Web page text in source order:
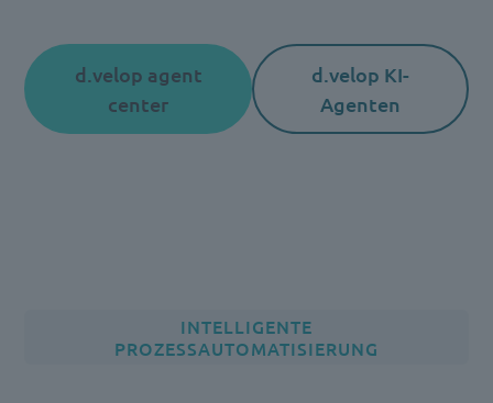
d.velop agent
center
d.velop KI-
Agenten
INTELLIGENTE
PROZESSAUTOMATISIERUNG